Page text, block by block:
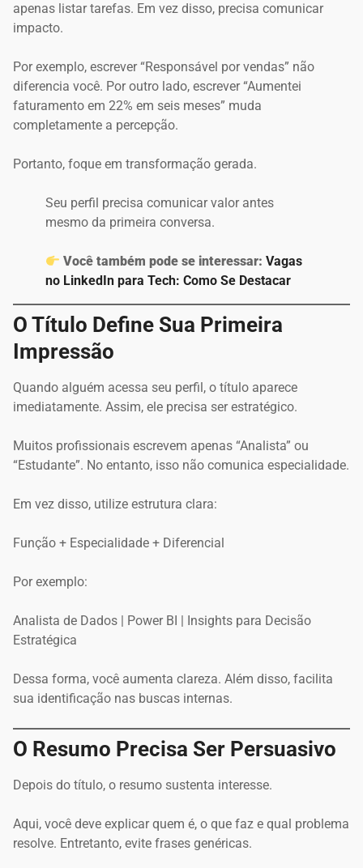
apenas listar tarefas. Em vez disso, precisa comunicar
impacto.
Por exemplo, escrever “Responsável por vendas” não
diferencia você. Por outro lado, escrever “Aumentei
faturamento em 22% em seis meses” muda
completamente a percepção.
Portanto, foque em transformação gerada.
Seu perfil precisa comunicar valor antes
mesmo da primeira conversa.
Você também pode se interessar: Vagas
no LinkedIn para Tech: Como Se Destacar
O Título Define Sua Primeira
Impressão
Quando alguém acessa seu perfil, o título aparece
imediatamente. Assim, ele precisa ser estratégico.
Muitos profissionais escrevem apenas “Analista” ou
“Estudante”. No entanto, isso não comunica especialidade.
Em vez disso, utilize estrutura clara:
Função + Especialidade + Diferencial
Por exemplo:
Analista de Dados | Power BI | Insights para Decisão
Estratégica
Dessa forma, você aumenta clareza. Além disso, facilita
sua identificação nas buscas internas.
O Resumo Precisa Ser Persuasivo
Depois do título, o resumo sustenta interesse.
Aqui, você deve explicar quem é, o que faz e qual problema
resolve. Entretanto, evite frases genéricas.